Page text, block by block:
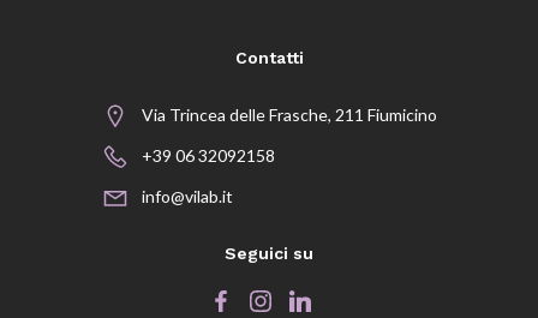
Contatti
Via Trincea delle Frasche, 211 Fiumicino
+39 06 32092158
info@vilab.it
Seguici su